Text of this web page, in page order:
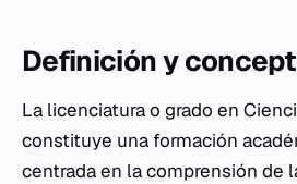
Definición y
La licenciatura o grado en
constituye una formación
centrada en la comprensión de